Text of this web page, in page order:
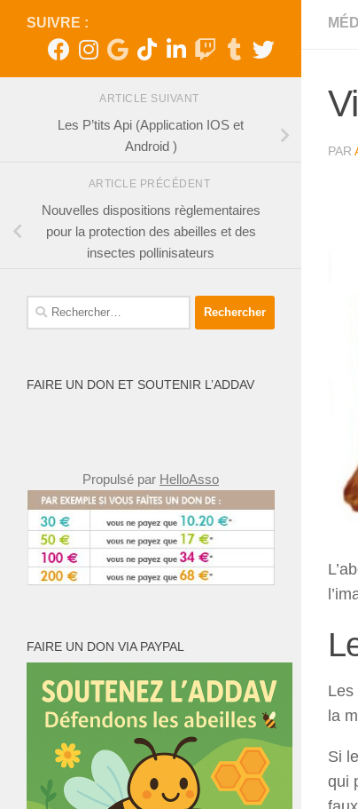
PAR
Les
la
Si
qui
SUIVRE :
ARTICLE SUIVANT
Les P’tits Api (Application IOS et
Android )
ARTICLE PRÉCÉDENT
Nouvelles dispositions règlementaires
pour la protection des abeilles et des
insectes pollinisateurs
Rechercher :
FAIRE UN DON ET SOUTENIR L’ADDAV
Propulsé par HelloAsso
FAIRE UN DON VIA PAYPAL